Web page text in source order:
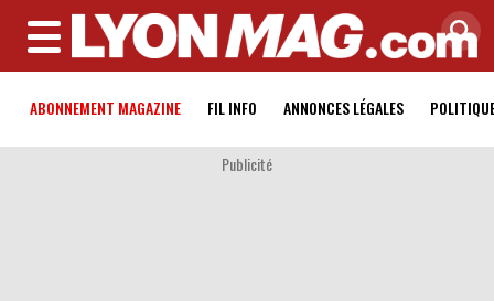
MENU
ABONNEMENT MAGAZINE FIL INFO ANNONCES LÉGALES
Publicité